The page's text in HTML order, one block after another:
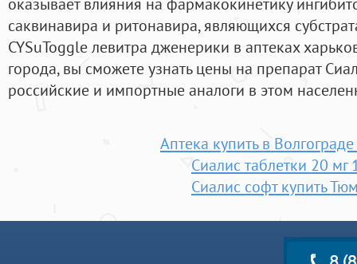
саквинавира и ритонавира, являющихся
CYSuToggle левитра дженерики в аптеках
города, вы сможете узнать цены на препарат
российские и импортные аналоги в этом
Аптека купить в
Сиалис таблетки 20 мг
Сиалис софт купить